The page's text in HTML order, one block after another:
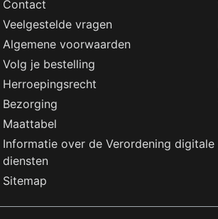
Contact
Veelgestelde vragen
Algemene voorwaarden
Volg je bestelling
Herroepingsrecht
Bezorging
Maattabel
Informatie over de Verordening digitale
diensten
Sitemap